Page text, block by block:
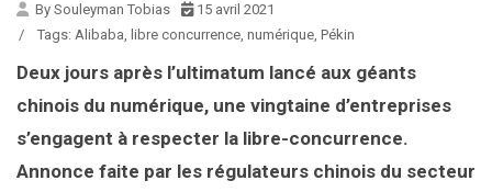
By Souleyman Tobias
15 avril 2021
/
Tags: Alibaba, libre concurrence, numérique, Pékin
Deux jours après l’ultimatum lancé aux géants
chinois du numérique, une vingtaine d’entreprises
s’engagent à respecter la libre-concurrence.
Annonce faite par les régulateurs chinois du secteur